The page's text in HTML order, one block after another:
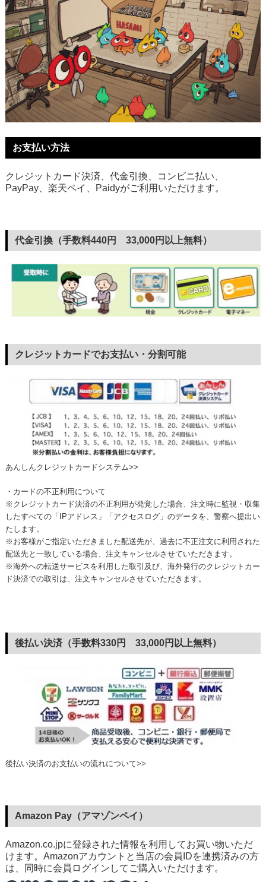
お支払い方法
クレジットカード決済、代金引換、コンビニ払い、
PayPay、楽天ペイ、Paidyがご利用いただけます。
代金引換（手数料440円 33,000円以上無料）
クレジットカードでお支払い・分割可能
あんしんクレジットカードシステム>>
・カードの不正利用について
※クレジットカード決済の不正利用が発覚した場合、注文時に監視・収集
したすべての「IPアドレス」「アクセスログ」のデータを、警察へ提出い
たします。
※お客様がご指定いただきました配送先が、過去に不正注文に利用された
配送先と一致している場合、注文キャンセルさせていただきます。
※海外への転送サービスを利用した取引及び、海外発行のクレジットカー
ド決済での取引は、注文キャンセルさせていただきます。
後払い決済（手数料330円 33,000円以上無料）
後払い決済のお支払いの流れについて>>
Amazon Pay（アマゾンペイ）
Amazon.co.jpに登録された情報を利用してお買い物いただ
けます。Amazonアカウントと当店の会員IDを連携済みの方
は、同時に会員ログインしてご購入いただけます。